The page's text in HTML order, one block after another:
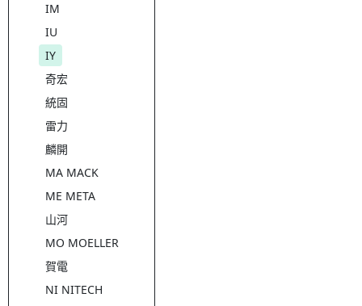
IM
IU
IY
奇宏
統固
雷力
麟開
MA MACK
ME META
山河
MO MOELLER
賀電
NI NITECH